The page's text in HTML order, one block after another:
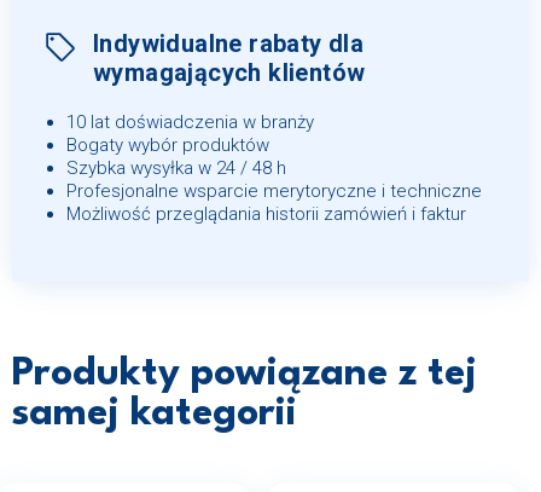
Indywidualne rabaty dla
wymagających klientów
10 lat doświadczenia w branży
Bogaty wybór produktów
Szybka wysyłka w 24 / 48 h
Profesjonalne wsparcie merytoryczne i techniczne
Możliwość przeglądania historii zamówień i faktur
Produkty powiązane z tej
samej kategorii